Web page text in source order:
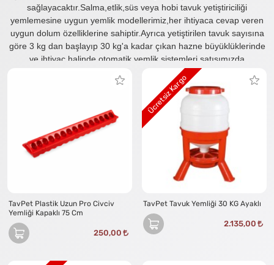
sağlayacaktır.Salma,etlik,süs veya hobi tavuk yetiştiriciliği
yemlemesine uygun yemlik modellerimiz,her ihtiyaca cevap veren
uygun dolum özelliklerine sahiptir.Ayrıca yetiştirilen tavuk sayısına
göre 3 kg dan başlayıp 30 kg'a kadar çıkan hazne büyüklüklerinde
ve ihtiyaç halinde otomatik yemlik sistemleri satışımızda
mevcuttur.Tavuk yetiştiriciliğinde işinizi kolaylaştıracak ihtiyacınıza
göre plastik veya paslanmaz metal malzemeden üretilen tavuk
yemlik modellerimizi vade farksız 3 ay ve toplamda 12 aya kadar
taksit imkanı gibi kolay ödeme seçeneklerimiz ile sitemizden temin
edebilirsiniz.Tavuk yemliği konusunda aklınıza takılan her türlü
konuda tarafımıza danışabilirsiniz.
TavPet Plastik Uzun Pro Civciv
Yemliği Kapaklı 75 Cm
250,00
Ücretsiz Kargo
TavPet Tavuk Yemliği 30 KG Ayaklı
2.135,00